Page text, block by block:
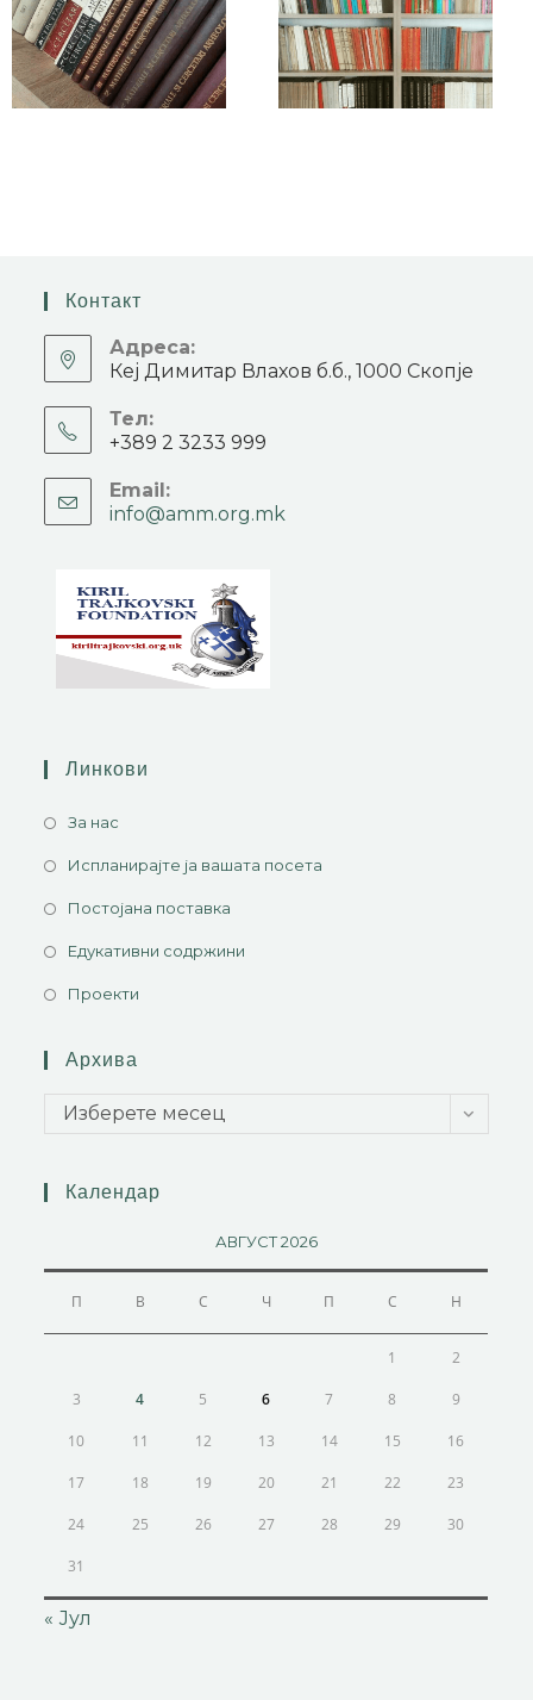
Контакт
Адреса:
Кеј Димитар Влахов б.б., 1000 Скопје
Тел:
+389 2 3233 999
Email:
info@amm.org.mk
Линкови
За нас
Испланирајте ја вашата посета
Постојана поставка
Едукативни содржини
Проекти
Архива
Изберете месец
Календар
АВГУСТ 2026
П В С Ч П С Н
1 2
3 4 5 6 7 8 9
10 11 12 13 14 15 16
17 18 19 20 21 22 23
24 25 26 27 28 29 30
31
« Јул